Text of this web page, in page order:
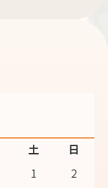
土
日
1
2